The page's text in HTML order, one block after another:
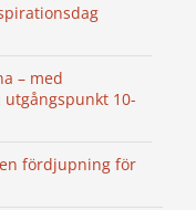
– med
10-
fördjupning för